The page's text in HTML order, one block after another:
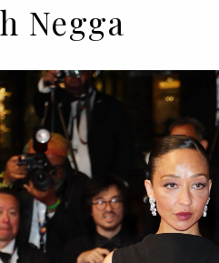
Negga